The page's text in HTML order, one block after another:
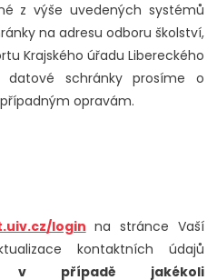
z výše uvedených systémů
na adresu odboru školství,
Krajského úřadu Libereckého
datové schránky prosíme o
opravám.
login na stránce Vaší
kontaktních údajů
v případě jakékoli